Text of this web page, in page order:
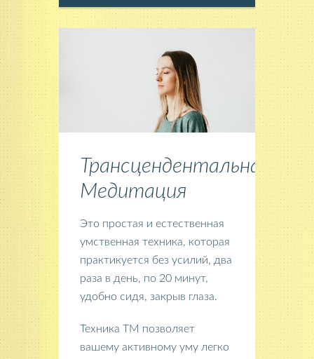
Трансцендентальная
Медитация
Это простая и естественная
умственная техника, которая
практикуется без усилий, два
раза в день, по 20 минут,
удобно сидя, закрыв глаза.
Техника ТМ позволяет
вашему активному уму легко